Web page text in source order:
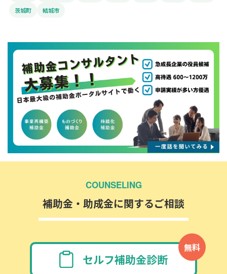
茨城町 結城市
COUNSELING
補助金・助成金に関するご相談
無料
セルフ補助金診断